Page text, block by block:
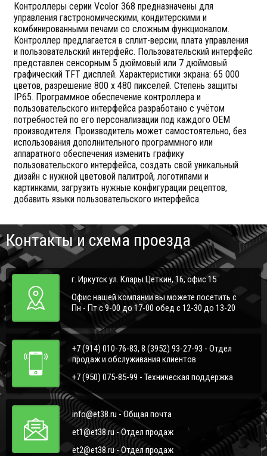
Контроллеры серии Vcolor 368 предназначены для
управления гастрономическими, кондитерскими и
комбинированными печами со сложным функционалом.
Контроллер предлагается в сплит-версии, плата управления
и пользовательский интерфейс. Пользовательский интерфейс
представлен сенсорным 5 дюймовый или 7 дюймовый
графический TFT дисплей. Характеристики экрана: 65 000
цветов, разрешение 800 х 480 пикселей. Степень защиты
IP65. Программное обеспечение контроллера и
пользовательского интерфейса разработано с учётом
потребностей по его персонализации под каждого OEM
производителя. Производитель может самостоятельно, без
использования дополнительного программного или
аппаратного обеспечения изменить графику
пользовательского интерфейса, создать свой уникальный
дизайн с нужной цветовой палитрой, логотипами и
картинками, загрузить нужные конфигурации рецептов,
добавить языки пользовательского интерфейса.
Контакты и схема проезда
г. Иркутск ул. Клары Цеткин, 16, офис 15
Офис нашей компании вы можете посетить с
Пн - Пт с 9-00 до 17-00 обед с 12-30 до 13-20
+7 (914) 010-76-83, 8 (3952) 93-27-93 - Отдел
продаж и обслуживания клиентов
+7 (950) 075-85-99 - Техническая поддержка
info@et38.ru - Общая почта
et1@et38.ru - Отдел продаж
et2@et38.ru - Отдел продаж